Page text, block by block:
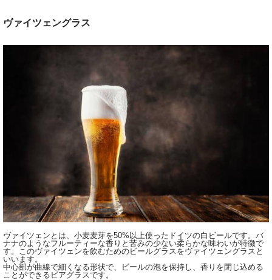
ヴァイツェングラス
ヴァイツェンとは、小麦麦芽を50%以上使ったドイツの白ビールです。バ
ナナのようなフルーティーな香りと苦みの少ない柔らかな味わいが特徴で
す。このヴァイツェンを飲むためのビールグラスをヴァイツェングラスと
いいます。
中心部が曲線で細くなる形状で、ビールの泡を保持し、香りを閉じ込める
ことができるビアグラスです。